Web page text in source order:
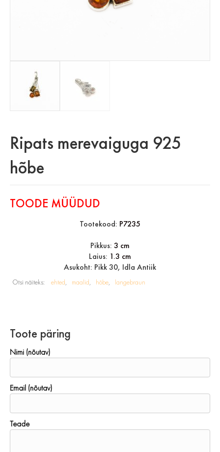
Ripats merevaiguga 925
hõbe
TOODE MÜÜDUD
Tootekood: P7235
Pikkus: 3 cm
Laius: 1.3 cm
Asukoht: Pikk 30, Idla Antiik
Otsi näiteks: ehted maalid hõbe langebraun
Toote päring
Nimi (nõutav)
Email (nõutav)
Teade